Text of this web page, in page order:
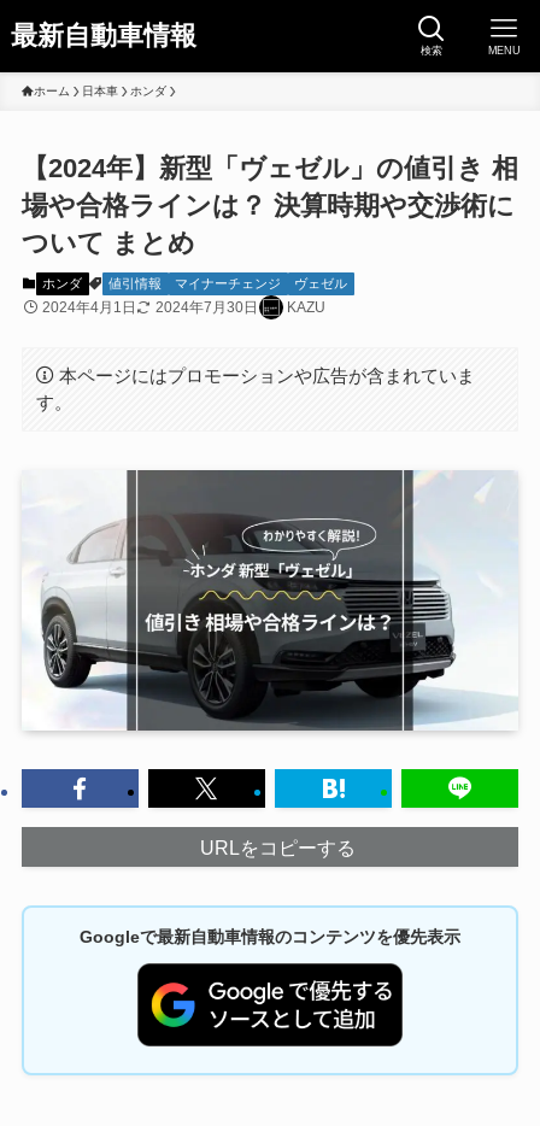
最新自動車情報 検索 MENU
ホーム 日本車 ホンダ
【2024年】新型「ヴェゼル」の値引き 相
場や合格ラインは？ 決算時期や交渉術に
ついて まとめ
ホンダ 値引情報 マイナーチェンジ ヴェゼル
2024年4月1日 2024年7月30日 KAZU
本ページにはプロモーションや広告が含まれていま
す。
URLをコピーする
Googleで最新自動車情報のコンテンツを優先表示